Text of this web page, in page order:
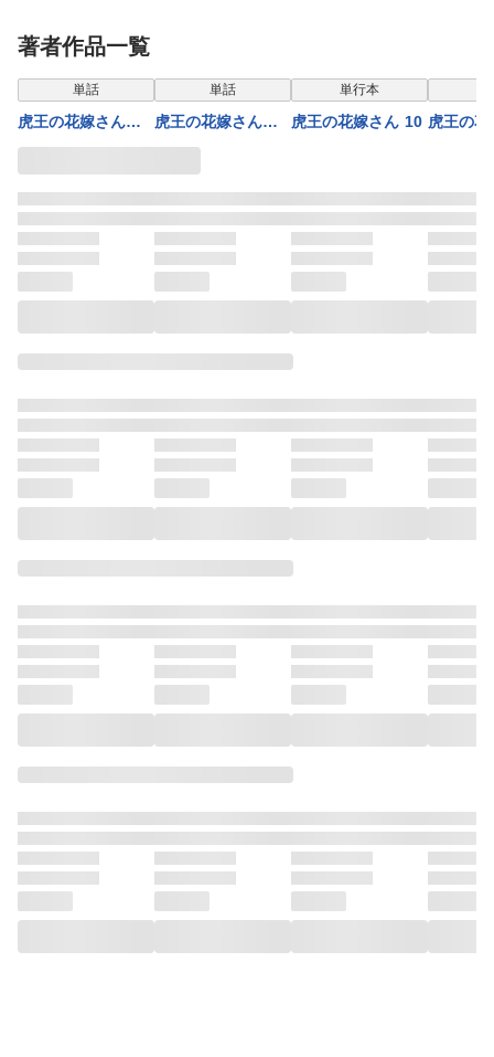
になりました!?
【電子版限定カラ
ーイラスト特典付
き】 7
著者作品一覧
単話
虎王の花嫁さん
【マイクロ】 40
単話
虎王の花嫁さん
【マイクロ】 41
単行本
虎王の花嫁さん 10 虎王の